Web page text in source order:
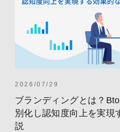
2026/07/29
ブランディングとは？
別化し認知度向上を実現
説